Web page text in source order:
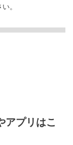
。
アプリはこ